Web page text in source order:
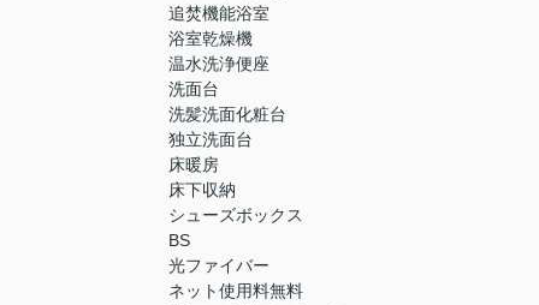
追焚機能浴室
浴室乾燥機
温水洗浄便座
洗面台
洗髪洗面化粧台
独立洗面台
床暖房
床下収納
シューズボックス
BS
光ファイバー
ネット使用料無料